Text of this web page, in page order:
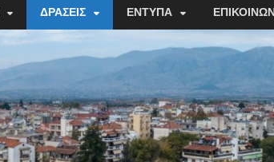
ΔΡΆΣΕΙΣ ΈΝΤΥΠΑ